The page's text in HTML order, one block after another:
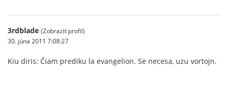
3rdblade (Zobraziť profil)
30. júna 2011 7:08:27
Kiu diris: Ĉiam prediku la evangelion. Se necesa, uzu vortojn.